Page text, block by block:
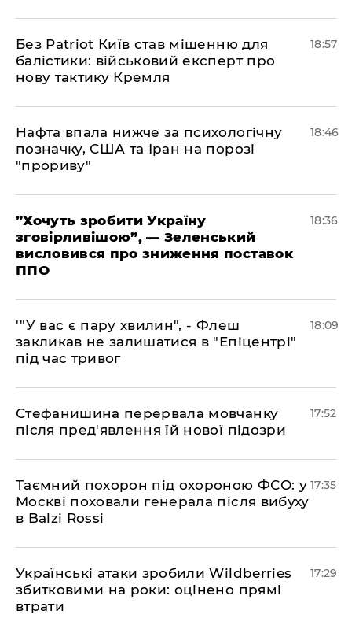
​Без Patriot Київ став мішенню для
балістики: військовий експерт про
нову тактику Кремля
18:57
​Нафта впала нижче за психологічну
позначку, США та Іран на порозі
"прориву"
18:46
​”Хочуть зробити Україну
зговірливішою”, — Зеленський
висловився про зниження поставок
ППО
18:36
​'"У вас є пару хвилин", - Флеш
закликав не залишатися в "Епіцентрі"
під час тривог
18:09
​Стефанишина перервала мовчанку
після пред'явлення їй нової підозри
17:52
​Таємний похорон під охороною ФСО: у
Москві поховали генерала після вибуху
в Balzi Rossi
17:35
​Українські атаки зробили Wildberries
збитковими на роки: оцінено прямі
втрати
17:29